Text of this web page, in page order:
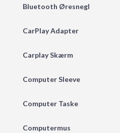
Bluetooth Øresnegl
CarPlay Adapter
Carplay Skærm
Computer Sleeve
Computer Taske
Computermus